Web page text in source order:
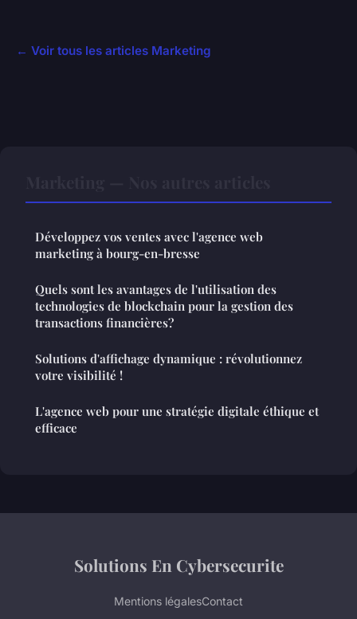
← Voir tous les articles Marketing
Développez vos ventes avec l'agence web
marketing à bourg-en-bresse
Quels sont les avantages de l'utilisation des
technologies de blockchain pour la gestion des
transactions financières?
Solutions d'affichage dynamique : révolutionnez
votre visibilité !
L'agence web pour une stratégie digitale éthique et
efficace
Solutions En Cybersecurite
Mentions légalesContact